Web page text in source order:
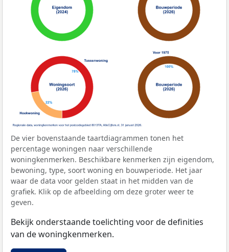
De vier bovenstaande taartdiagrammen tonen het
percentage woningen naar verschillende
woningkenmerken. Beschikbare kenmerken zijn eigendom,
bewoning, type, soort woning en bouwperiode. Het jaar
waar de data voor gelden staat in het midden van de
grafiek. Klik op de afbeelding om deze groter weer te
geven.
Bekijk onderstaande toelichting voor de definities
van de woningkenmerken.